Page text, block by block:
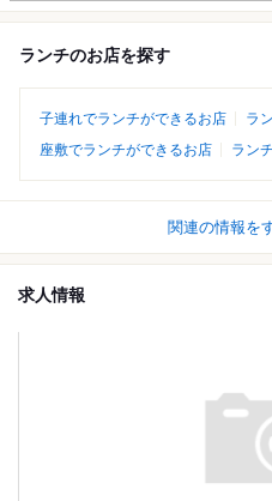
ランチのお店を探す
子連れでランチができるお店
ラ
座敷でランチができるお店
ラン
関連の情報を
求人情報